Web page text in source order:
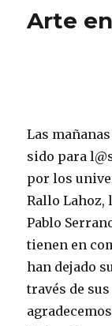
Arte
Las
sido para
por los
Rallo Lahoz,
Pablo
tienen en
han dejado
través de